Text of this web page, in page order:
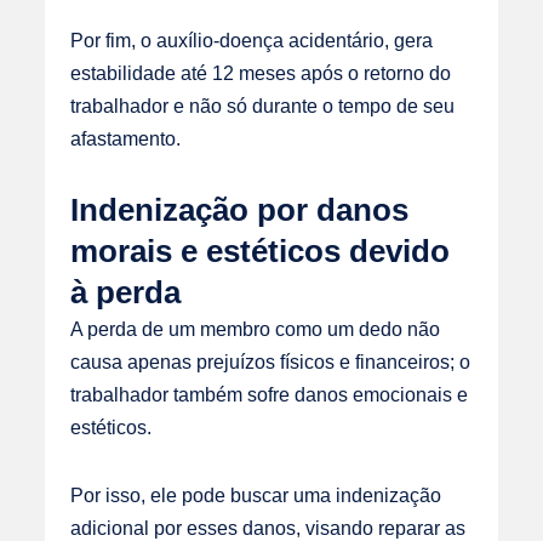
Por fim, o auxílio-doença acidentário, gera
estabilidade até 12 meses após o retorno do
trabalhador e não só durante o tempo de seu
afastamento.
Indenização por danos
morais e estéticos devido
à perda
A perda de um membro como um dedo não
causa apenas prejuízos físicos e financeiros; o
trabalhador também sofre danos emocionais e
estéticos.
Por isso, ele pode buscar uma indenização
adicional por esses danos, visando reparar as